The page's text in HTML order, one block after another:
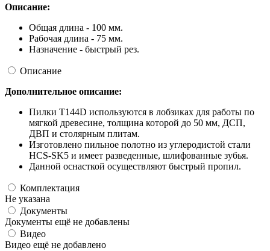
Описание:
Общая длина - 100 мм.
Рабочая длина - 75 мм.
Назначение - быстрый рез.
Описание
Дополнительное описание:
Пилки T144D используются в лобзиках для работы по
мягкой древесине, толщина которой до 50 мм, ДСП,
ДВП и столярным плитам.
Изготовлено пильное полотно из углеродистой стали
HCS-SK5 и имеет разведенные, шлифованные зубья.
Данной оснасткой осуществляют быстрый пропил.
Комплектация
Не указана
Документы
Документы ещё не добавлены
Видео
Видео ещё не добавлено